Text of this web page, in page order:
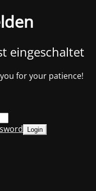
eingeschaltet
for your patience!